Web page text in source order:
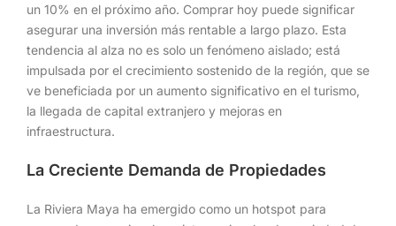
un 10% en el próximo año. Comprar hoy puede significar
asegurar una inversión más rentable a largo plazo. Esta
tendencia al alza no es solo un fenómeno aislado; está
impulsada por el crecimiento sostenido de la región, que se
ve beneficiada por un aumento significativo en el turismo,
la llegada de capital extranjero y mejoras en
infraestructura.
La Creciente Demanda de Propiedades
La Riviera Maya ha emergido como un hotspot para